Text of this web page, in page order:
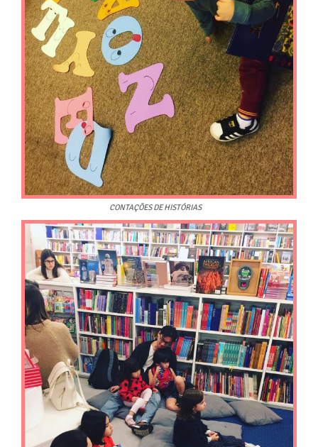
CONTAÇÕES DE HISTÓRIAS